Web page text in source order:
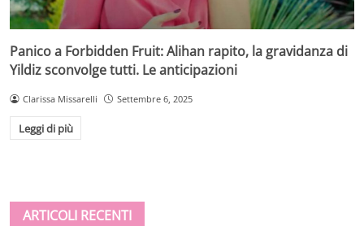
Panico a Forbidden Fruit: Alihan rapito, la gravidanza di
Yildiz sconvolge tutti. Le anticipazioni
Clarissa Missarelli Settembre 6, 2025
Leggi di più
ARTICOLI RECENTI